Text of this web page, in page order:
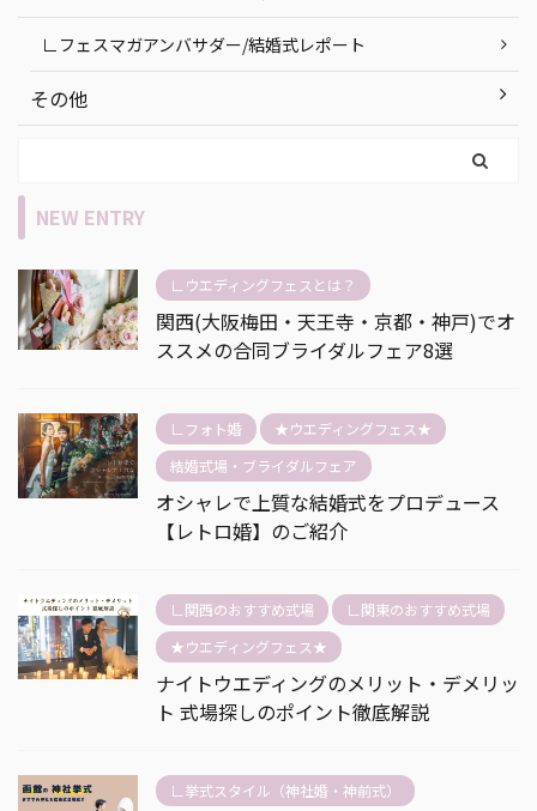
∟フェスマガアンバサダー/結婚式レポート
その他
NEW ENTRY
∟ウエディングフェスとは？
関西(大阪梅田・天王寺・京都・神戸)でオ
ススメの合同ブライダルフェア8選
∟フォト婚
★ウエディングフェス★
結婚式場・ブライダルフェア
オシャレで上質な結婚式をプロデュース
【レトロ婚】のご紹介
∟関西のおすすめ式場
∟関東のおすすめ式場
★ウエディングフェス★
ナイトウエディングのメリット・デメリッ
ト 式場探しのポイント徹底解説
∟挙式スタイル（神社婚・神前式）